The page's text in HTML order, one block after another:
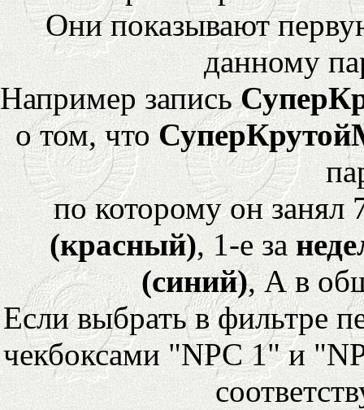
Они показывают
данному
Например запись
о том, что
по которому он
(красный), 1-е за
(синий), А в
Если выбрать в фильтре
чекбоксами "NPC 1" и